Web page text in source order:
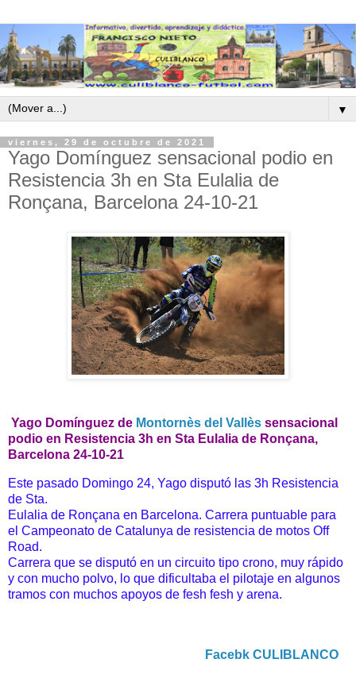
▼
viernes, 29 de octubre de 2021
Yago Domínguez sensacional podio en
Resistencia 3h en Sta Eulalia de
Ronçana, Barcelona 24-10-21
Yago Domínguez de Montornès del Vallès sensacional
podio en Resistencia 3h en Sta Eulalia de Ronçana,
Barcelona 24-10-21
Este pasado Domingo 24, Yago disputó las 3h Resistencia
de Sta.
Eulalia de Ronçana en Barcelona. Carrera puntuable para
el Campeonato de Catalunya de resistencia de motos Off
Road.
Carrera que se disputó en un circuito tipo crono, muy rápido
y con mucho polvo, lo que dificultaba el pilotaje en algunos
tramos con muchos apoyos de fesh fesh y arena.
Facebk CULIBLANCO